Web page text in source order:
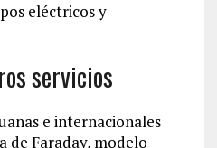
eléctricos y
servicios
e internacionales
de Faraday, modelo